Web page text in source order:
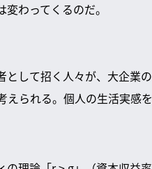
わってくるのだ。
として招く人々が、大企業の
えられる。個人の生活実感を